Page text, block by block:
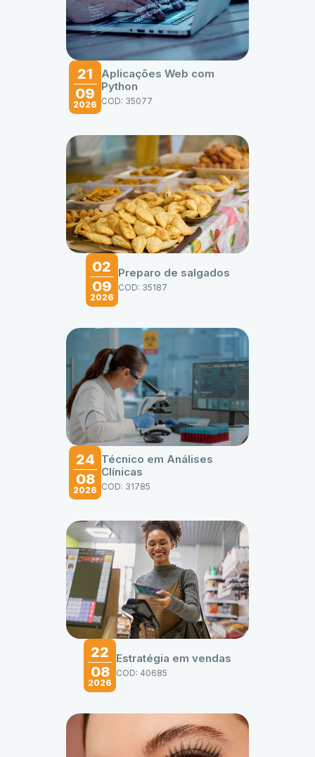
21
09
2026
Aplicações Web com
Python
COD: 35077
02
09
2026
Preparo de salgados
COD: 35187
24
08
2026
Técnico em Análises
Clínicas
COD: 31785
22
08
2026
Estratégia em vendas
COD: 40685